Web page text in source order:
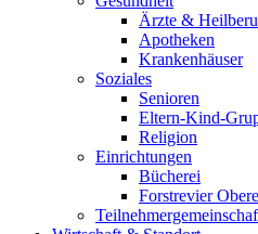
Ärzte &
Apotheken
Krankenhäuser
Soziales
Senioren
Eltern-Kind-
Religion
Einrichtungen
Bücherei
Forstrevier